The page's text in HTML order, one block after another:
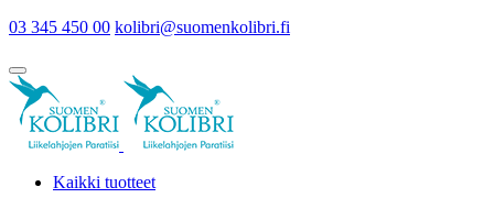
03 345 450 00 kolibri@suomenkolibri.fi
Kaikki tuotteet